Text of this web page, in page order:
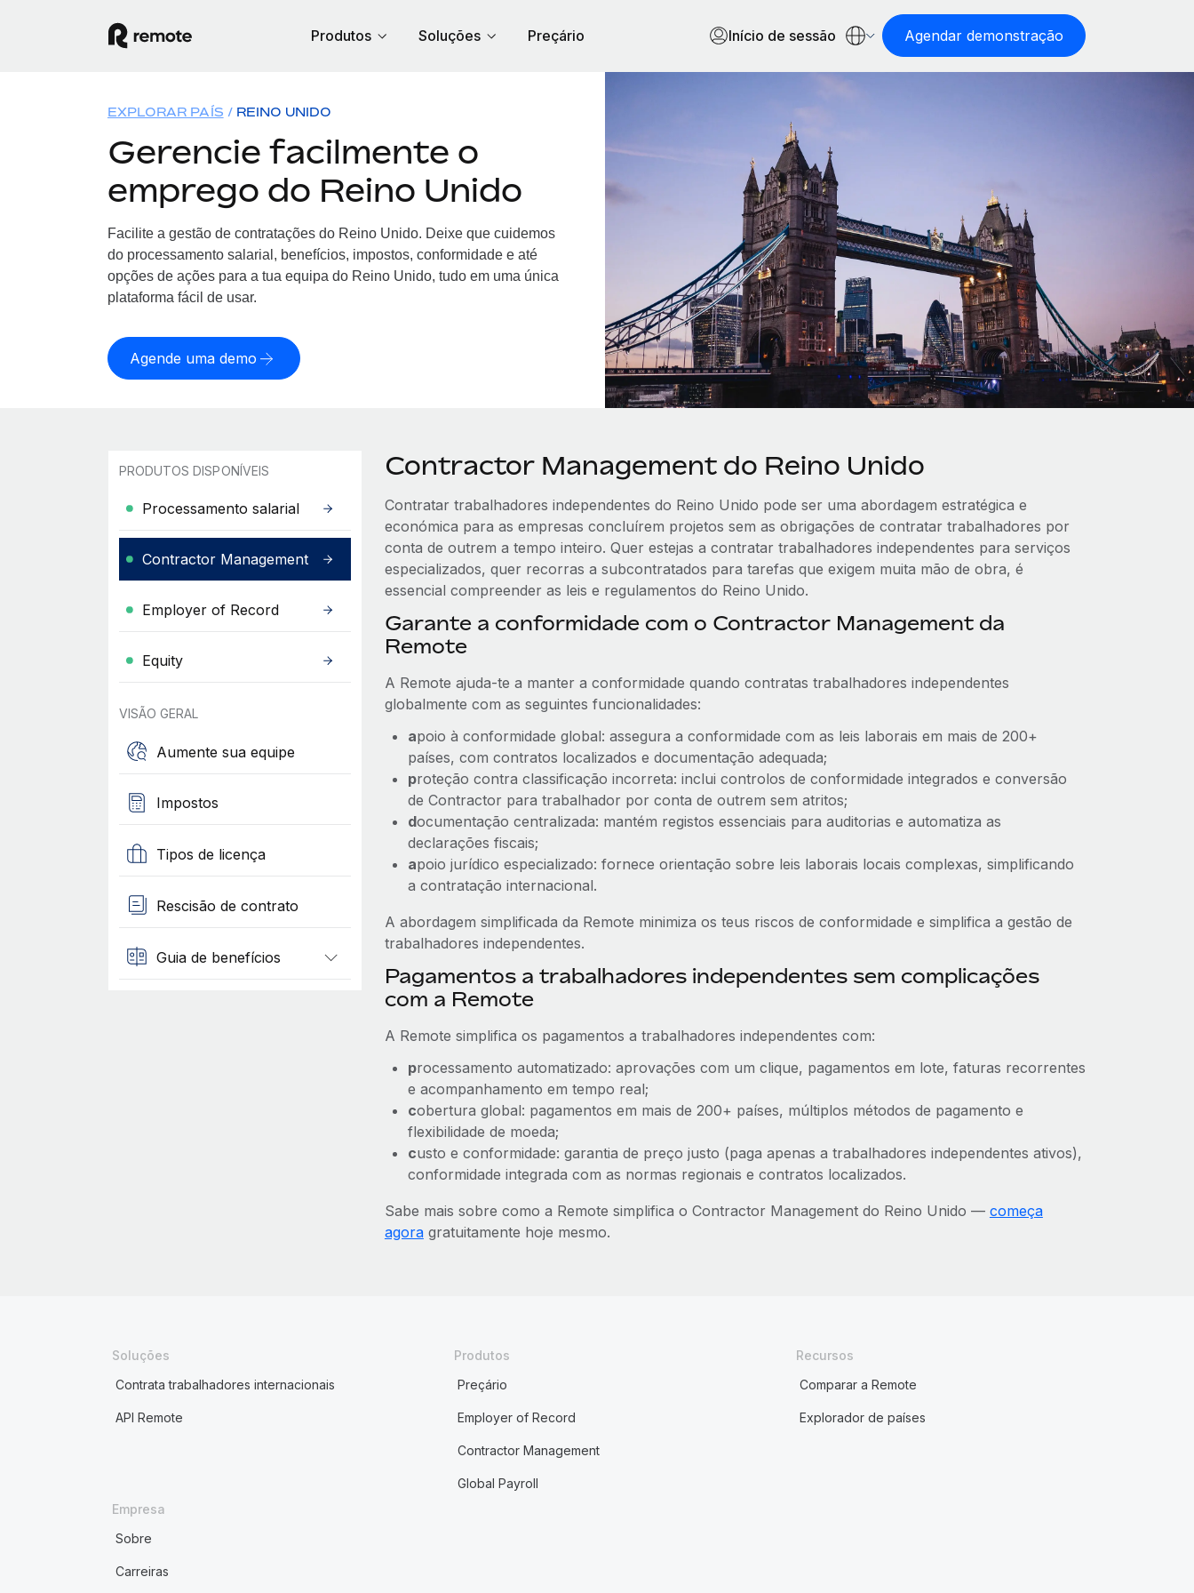
Produtos Soluções Preçário Início de sessão Agendar demonstração
EXPLORAR PAÍS REINO UNIDO
Gerencie facilmente o
emprego do Reino Unido
Facilite a gestão de contratações doReino Unido. Deixe que cuidemos
do processamento salarial, benefícios, impostos, conformidade e até
opções de ações para a tua equipa doReino Unido, tudo em uma única
plataforma fácil de usar.
Agende uma demo
PRODUTOS DISPONÍVEIS
Processamento salarial
Contractor Management
Employer of Record
Equity
VISÃO GERAL
Aumente sua equipe
Impostos
Tipos de licença
Rescisão de contrato
Guia de benefícios
Contractor Management do Reino Unido
Contratar trabalhadores independentes do Reino Unido pode ser uma abordagem estratégica e
económica para as empresas concluírem projetos sem as obrigações de contratar trabalhadores por
conta de outrem a tempo inteiro. Quer estejas a contratar trabalhadores independentes para serviços
especializados, quer recorras a subcontratados para tarefas que exigem muita mão de obra, é
essencial compreender as leis e regulamentos do Reino Unido.
Garante a conformidade com o Contractor Management da
Remote
A Remote ajuda-te a manter a conformidade quando contratas trabalhadores independentes
globalmente com as seguintes funcionalidades:
apoio à conformidade global: assegura a conformidade com as leis laborais em mais de 200+
países, com contratos localizados e documentação adequada;
proteção contra classificação incorreta: inclui controlos de conformidade integrados e conversão
de Contractor para trabalhador por conta de outrem sem atritos;
documentação centralizada: mantém registos essenciais para auditorias e automatiza as
declarações fiscais;
apoio jurídico especializado: fornece orientação sobre leis laborais locais complexas, simplificando
a contratação internacional.
A abordagem simplificada da Remote minimiza os teus riscos de conformidade e simplifica a gestão de
trabalhadores independentes.
Pagamentos a trabalhadores independentes sem complicações
com a Remote
A Remote simplifica os pagamentos a trabalhadores independentes com:
processamento automatizado: aprovações com um clique, pagamentos em lote, faturas recorrentes
e acompanhamento em tempo real;
cobertura global: pagamentos em mais de 200+ países, múltiplos métodos de pagamento e
flexibilidade de moeda;
custo e conformidade: garantia de preço justo (paga apenas a trabalhadores independentes ativos),
conformidade integrada com as normas regionais e contratos localizados.
Sabe mais sobre como a Remote simplifica o Contractor Management do Reino Unido — começa
agoragratuitamente hoje mesmo.
Soluções
Contrata trabalhadores internacionais
API Remote
Produtos
Preçário
Employer of Record
Contractor Management
Global Payroll
Recursos
Comparar a Remote
Explorador de países
Empresa
Sobre
Carreiras